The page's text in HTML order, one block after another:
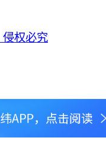
侵权必究